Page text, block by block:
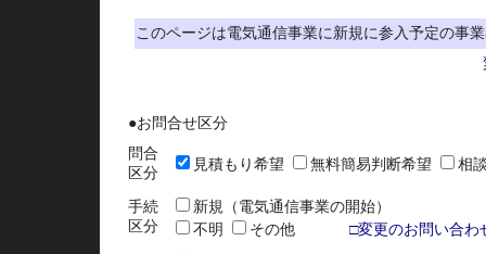
このページは電気通信事業に新規に参入予定の事
●お問合せ区分
問合
区分
見積もり希望 無料簡易判断希望 相
手続
区分
新規（電気通信事業の開始）
不明
その他 □変更のお問い合わ